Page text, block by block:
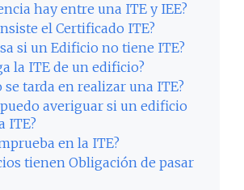
hay entre una ITE y IEE?
el Certificado ITE?
si un Edificio no tiene ITE?
la ITE de un edificio?
se tarda en realizar una ITE?
puedo averiguar si un edificio
ITE?
en la ITE?
tienen Obligación de pasar